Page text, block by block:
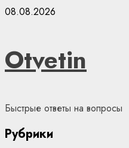
Skip
08.08.2026
Otvetin
Быстрые ответы на вопросы
Рубрики